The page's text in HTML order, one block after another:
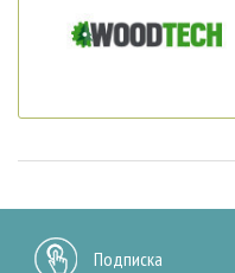
Подписка